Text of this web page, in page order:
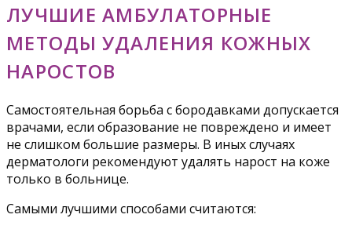
ЛУЧШИЕ АМБУЛАТОРНЫЕ
МЕТОДЫ УДАЛЕНИЯ КОЖНЫХ
НАРОСТОВ
Самостоятельная борьба с бородавками допускается
врачами, если образование не повреждено и имеет
не слишком большие размеры. В иных случаях
дерматологи рекомендуют удалять нарост на коже
только в больнице.
Самыми лучшими способами считаются: